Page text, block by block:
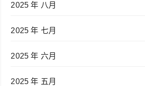
2025 年 八月
2025 年 七月
2025 年 六月
2025 年 五月